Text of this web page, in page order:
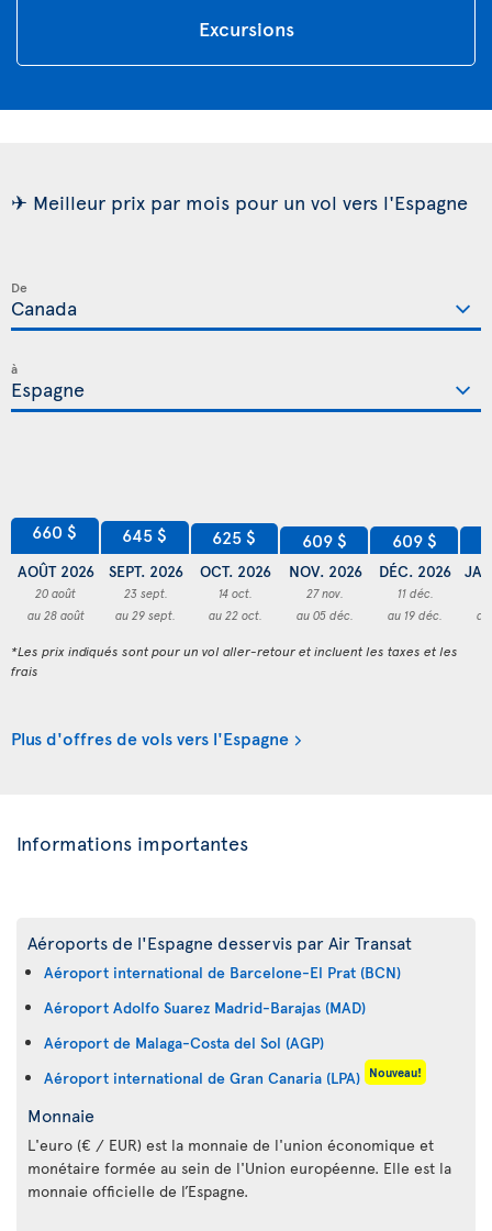
Excursions
✈ Meilleur prix par mois pour un vol vers l'Espagne
De
à
660 $
AOÛT 2026
20 août
au 28 août
645 $
SEPT. 2026
23 sept.
au 29 sept.
625 $
OCT. 2026
14 oct.
au 22 oct.
609 $
NOV. 2026
27 nov.
au 05 déc.
609 $
DÉC. 2026
11 déc.
au 19 déc.
*Les prix indiqués sont pour un vol aller-retour et incluent les taxes et les
frais
Plus d'offres de vols vers l'Espagne
Informations importantes
Aéroports de l'Espagne desservis par Air Transat
Aéroport international de Barcelone-El Prat (BCN)
Aéroport Adolfo Suarez Madrid-Barajas (MAD)
Aéroport de Malaga-Costa del Sol (AGP)
Aéroport international de Gran Canaria (LPA) Nouveau!
Monnaie
L'euro (€ / EUR) est la monnaie de l'union économique et
monétaire formée au sein de l'Union européenne. Elle est la
monnaie officielle de l’Espagne.